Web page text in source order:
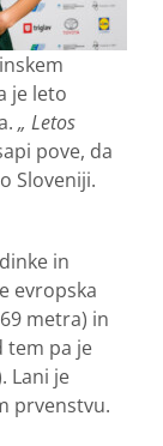
je leto
„ Letos
pove, da
Sloveniji.
in
evropska
metra) in
tem pa je
Lani je
prvenstvu.